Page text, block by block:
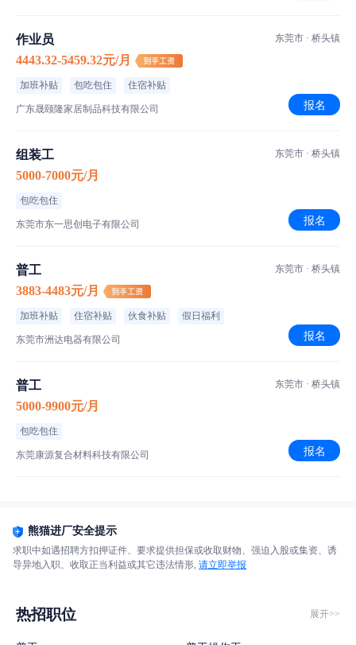
作业员
4443.32-5459.32元/月
加班补贴 包吃包住 住宿补贴
广东晟颐隆家居制品科技有限公司
东莞市 · 桥头镇
报名
组装工
5000-7000元/月
包吃包住
东莞市东一思创电子有限公司
东莞市 · 桥头镇
报名
普工
3883-4483元/月
加班补贴 住宿补贴 伙食补贴 假日福利
东莞市洲达电器有限公司
东莞市 · 桥头镇
报名
普工
5000-9900元/月
包吃包住
东莞康源复合材料科技有限公司
东莞市 · 桥头镇
报名
熊猫进厂安全提示
求职中如遇招聘方扣押证件、要求提供担保或收取财物、强迫入股或集资、诱
导异地入职、收取正当利益或其它违法情形, 请立即举报
热招职位 展开>>